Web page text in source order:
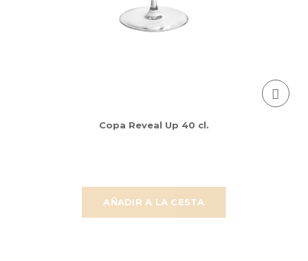
AÑADIR A LA CESTA
Copa Reveal Up 40 cl.